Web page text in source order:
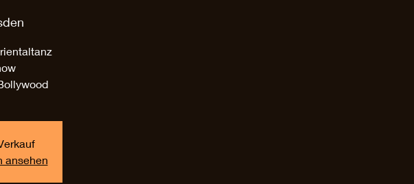
20:20-21:20 Schnupperkurs Bollywood
ansehen